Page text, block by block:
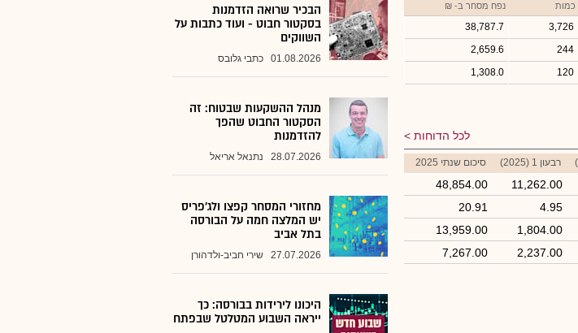
כמות נפח מסחר ב- ₪
3,726
38,787.7
244
2,659.6
120
1,308.0
לכל הדוחות
רבעון 1 (2025) סיכום שנתי 2025
11,262.00
48,854.00
4.95
20.91
1,804.00
13,959.00
2,237.00
7,267.00
הבכיר שרואה הזדמנות
בסקטור חבוט - ועוד כתבות על
השווקים
01.08.2026 כתבי גלובס
מנהל ההשקעות שבטוח: זה
הסקטור החבוט שהפך
להזדמנות
28.07.2026 נתנאל אריאל
מחזורי המסחר קפצו ולג'פריס
יש המלצה חמה על הבורסה
בתל אביב
27.07.2026 שירי חביב-ולדהורן
היכונו לירידות בבורסה: כך
ייראה השבוע המטלטל שבפתח